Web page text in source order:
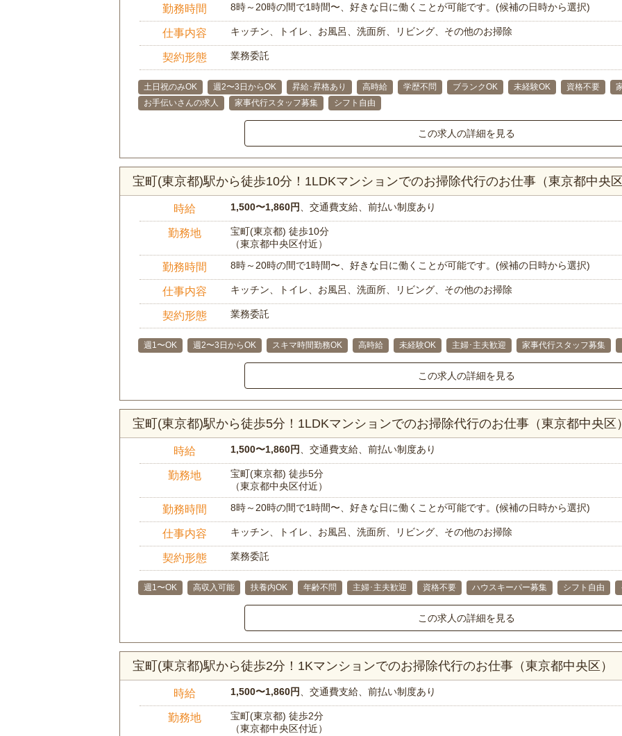
勤務時間 8時～20時の間で1時間〜、好きな日に働くことが可能です。(候補の日時から選択)
仕事内容 キッチン、トイレ、お風呂、洗面所、リビング、その他のお掃除
契約形態 業務委託
土日祝のみOK 週2〜3日からOK 昇給･昇格あり 高時給 学歴不問 ブランクOK 未経験OK 資格不要
お手伝いさんの求人
家事代行スタッフ募集 シフト自由
この求人の詳細を見る
宝町(東京都)駅から徒歩10分！1LDKマンションでのお掃除代行のお仕事（東京都中央区
時給 1,500〜1,860円 、交通費支給、前払い制度あり
勤務地
宝町(東京都) 徒歩10分
（東京都中央区付近）
勤務時間 8時～20時の間で1時間〜、好きな日に働くことが可能です。(候補の日時から選択)
仕事内容 キッチン、トイレ、お風呂、洗面所、リビング、その他のお掃除
契約形態 業務委託
週1〜OK 週2〜3日からOK スキマ時間勤務OK 高時給 未経験OK 主婦･主夫歓迎 家事代行スタッフ募集
この求人の詳細を見る
宝町(東京都)駅から徒歩5分！1LDKマンションでのお掃除代行のお仕事（東京都中央区）
時給 1,500〜1,860円 、交通費支給、前払い制度あり
勤務地
宝町(東京都) 徒歩5分
（東京都中央区付近）
勤務時間 8時～20時の間で1時間〜、好きな日に働くことが可能です。(候補の日時から選択)
仕事内容 キッチン、トイレ、お風呂、洗面所、リビング、その他のお掃除
契約形態 業務委託
週1〜OK 高収入可能 扶養内OK 年齢不問 主婦･主夫歓迎 資格不要 ハウスキーパー募集 シフト自由
この求人の詳細を見る
宝町(東京都)駅から徒歩2分！1Kマンションでのお掃除代行のお仕事（東京都中央区）
時給 1,500〜1,860円 、交通費支給、前払い制度あり
勤務地
宝町(東京都) 徒歩2分
（東京都中央区付近）